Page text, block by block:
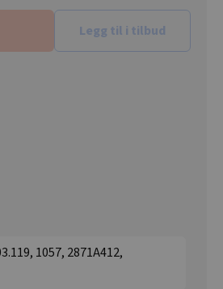
Legg til i tilbud
1057, 2871A412,